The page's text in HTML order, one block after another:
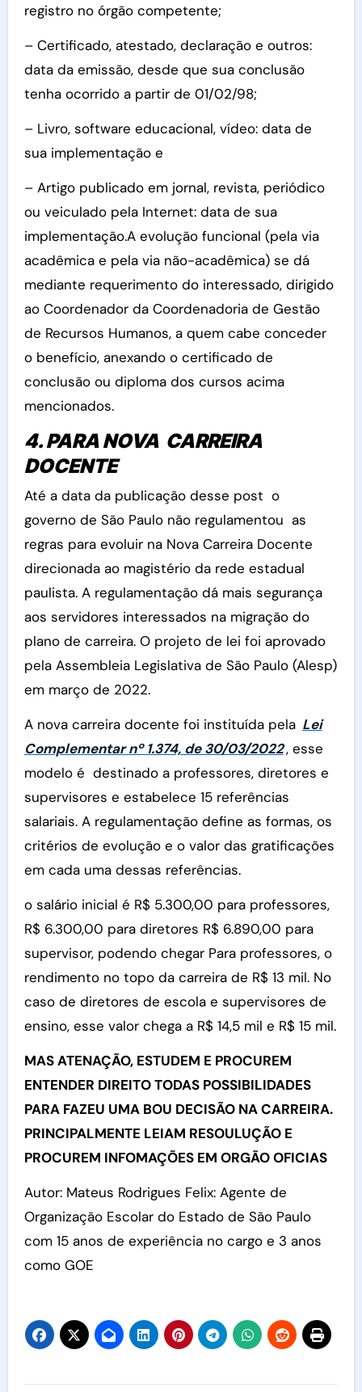
registro no órgão competente;
– Certificado, atestado, declaração e outros:
data da emissão, desde que sua conclusão
tenha ocorrido a partir de 01/02/98;
– Livro, software educacional, vídeo: data de
sua implementação e
– Artigo publicado em jornal, revista, periódico
ou veiculado pela Internet: data de sua
implementação.A evolução funcional (pela via
acadêmica e pela via não-acadêmica) se dá
mediante requerimento do interessado, dirigido
ao Coordenador da Coordenadoria de Gestão
de Recursos Humanos, a quem cabe conceder
o benefício, anexando o certificado de
conclusão ou diploma dos cursos acima
mencionados.
4. PARA NOVA CARREIRA
DOCENTE
Até a data da publicação desse post o
governo de São Paulo não regulamentou as
regras para evoluir na Nova Carreira Docente
direcionada ao magistério da rede estadual
paulista. A regulamentação dá mais segurança
aos servidores interessados na migração do
plano de carreira. O projeto de lei foi aprovado
pela Assembleia Legislativa de São Paulo (Alesp)
em março de 2022.
A nova carreira docente foi instituída pela Lei
Complementar nº 1.374, de 30/03/2022, esse
modelo é destinado a professores, diretores e
supervisores e estabelece 15 referências
salariais. A regulamentação define as formas, os
critérios de evolução e o valor das gratificações
em cada uma dessas referências.
o salário inicial é R$ 5.300,00 para professores,
R$ 6.300,00 para diretores R$ 6.890,00 para
supervisor, podendo chegar Para professores, o
rendimento no topo da carreira de R$ 13 mil. No
caso de diretores de escola e supervisores de
ensino, esse valor chega a R$ 14,5 mil e R$ 15 mil.
MAS ATENAÇÃO, ESTUDEM E PROCUREM
ENTENDER DIREITO TODAS POSSIBILIDADES
PARA FAZEU UMA BOU DECISÃO NA CARREIRA.
PRINCIPALMENTE LEIAM RESOULUÇÃO E
PROCUREM INFOMAÇÕES EM ORGÃO OFICIAS
Autor: Mateus Rodrigues Felix: Agente de
Organização Escolar do Estado de São Paulo
com 15 anos de experiência no cargo e 3 anos
como GOE